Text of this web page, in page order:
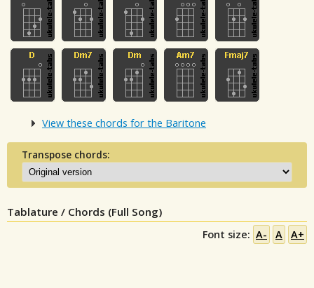
View these chords for the Baritone
Transpose chords:
Tablature / Chords (Full Song)
Font size: A- A A+